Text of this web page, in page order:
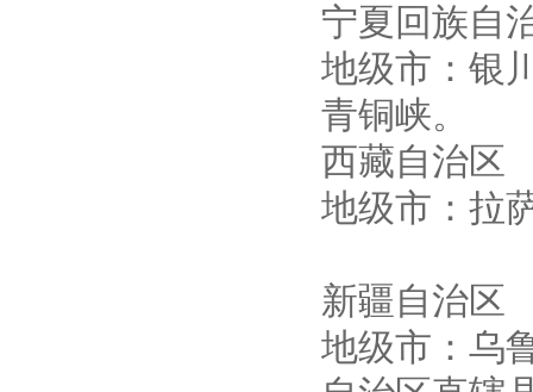
宁夏回族自
地级市：银
青铜峡。
西藏自治区
地级市：拉
新疆自治区
地级市：乌